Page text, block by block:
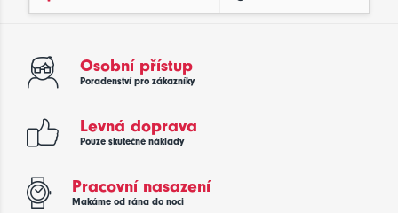
Osobní přístup
Poradenství pro zákazníky
Levná doprava
Pouze skutečné náklady
Pracovní nasazení
Makáme od rána do noci